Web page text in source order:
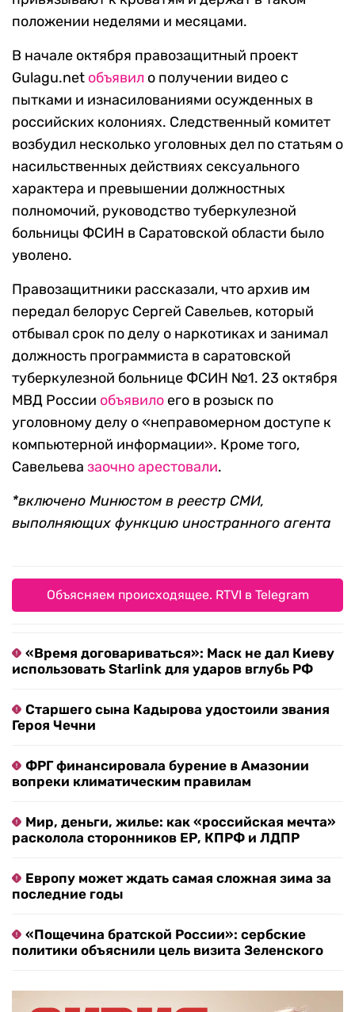
положении неделями и месяцами.
В начале октября правозащитный проект
Gulagu.net объявил о получении видео с
пытками и изнасилованиями осужденных в
российских колониях. Следственный комитет
возбудил несколько уголовных дел по статьям о
насильственных действиях сексуального
характера и превышении должностных
полномочий, руководство туберкулезной
больницы ФСИН в Саратовской области было
уволено.
Правозащитники рассказали, что архив им
передал белорус Сергей Савельев, который
отбывал срок по делу о наркотиках и занимал
должность программиста в саратовской
туберкулезной больнице ФСИН №1. 23 октября
МВД России объявилоего в розыск по
уголовному делу о «неправомерном доступе к
компьютерной информации». Кроме того,
Савельева заочно арестовали.
*включено Минюстом в реестр СМИ,
выполняющих функцию иностранного агента
Объясняем происходящее. RTVI в Telegram
«Время договариваться»: Маск не дал Киеву
использовать Starlink для ударов вглубь РФ
Старшего сына Кадырова удостоили звания
Героя Чечни
ФРГ финансировала бурение в Амазонии
вопреки климатическим правилам
Мир, деньги, жилье: как «российская мечта»
расколола сторонников ЕР, КПРФ и ЛДПР
Европу может ждать самая сложная зима за
последние годы
«Пощечина братской России»: сербские
политики объяснили цель визита Зеленского